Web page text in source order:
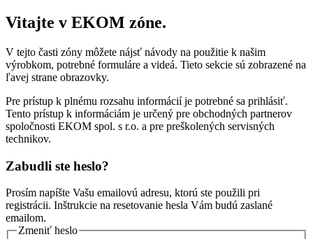
Vitajte v EKOM zóne.
V tejto časti zóny môžete nájsť návody na použitie k našim
výrobkom, potrebné formuláre a videá. Tieto sekcie sú zobrazené na
ľavej strane obrazovky.
Pre prístup k plnému rozsahu informácií je potrebné sa prihlásiť.
Tento prístup k informáciám je určený pre obchodných partnerov
spoločnosti EKOM spol. s r.o. a pre preškolených servisných
technikov.
Zabudli ste heslo?
Prosím napíšte Vašu emailovú adresu, ktorú ste použili pri
registrácii. Inštrukcie na resetovanie hesla Vám budú zaslané
emailom.
Zmeniť heslo